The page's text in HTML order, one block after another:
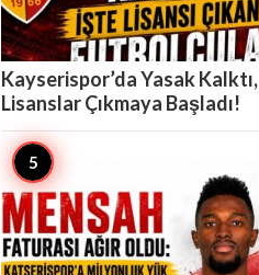
Kayserispor’da Yasak Kalktı,
Lisanslar Çıkmaya Başladı!